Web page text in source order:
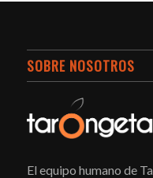
SOBRE NOSOTROS
El equipo humano de